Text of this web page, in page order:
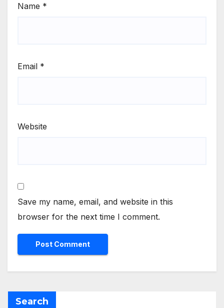
Name *
Email *
Website
Save my name, email, and website in this
browser for the next time I comment.
Search